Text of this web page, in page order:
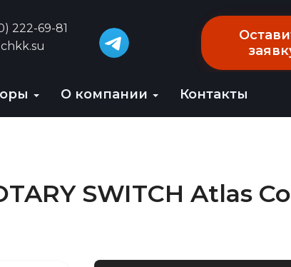
222-69-81
О компании Контакты
SWITCH Atlas